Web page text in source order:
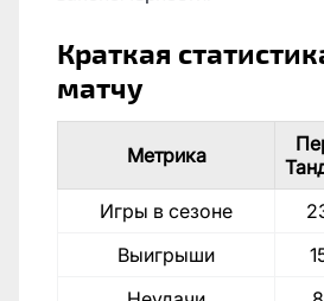
Краткая
матчу
Метрика
Игры в сезоне
Выигрыши